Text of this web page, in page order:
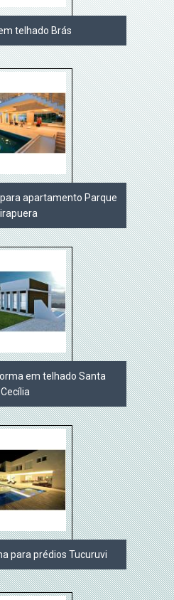
telhado Brás
apartamento Parque
em telhado Santa
Cecília
para prédios Tucuruvi